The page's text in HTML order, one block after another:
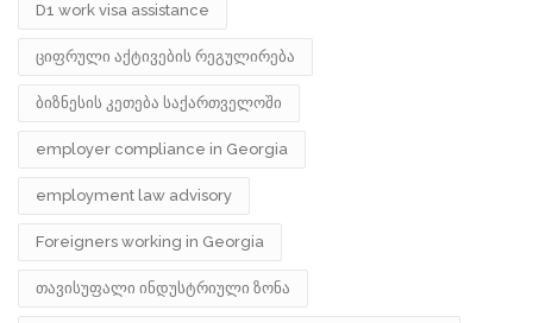
D1 work visa assistance
ციფრული აქტივების რეგულირება
ბიზნესის კეთება საქართველოში
employer compliance in Georgia
employment law advisory
Foreigners working in Georgia
თავისუფალი ინდუსტრიული ზონა